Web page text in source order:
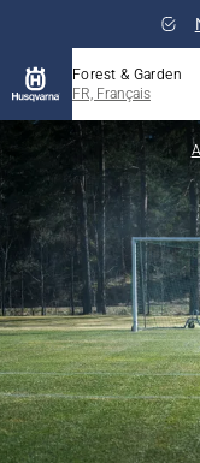
Forest & Garden
FR, Français